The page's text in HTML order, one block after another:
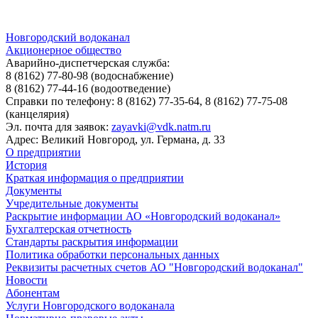
Новгородский водоканал
Акционерное общество
Аварийно-диспетчерская служба:
8 (8162) 77-80-98 (водоснабжение)
8 (8162) 77-44-16 (водоотведение)
Справки по телефону: 8 (8162) 77-35-64, 8 (8162) 77-75-08
(канцелярия)
Эл. почта для заявок: zayavki@vdk.natm.ru
Адрес: Великий Новгород, ул. Германа, д. 33
О предприятии
История
Краткая информация о предприятии
Документы
Учредительные документы
Раскрытие информации АО «Новгородский водоканал»
Бухгалтерская отчетность
Стандарты раскрытия информации
Политика обработки персональных данных
Реквизиты расчетных счетов АО "Новгородский водоканал"
Новости
Абонентам
Услуги Новгородского водоканала